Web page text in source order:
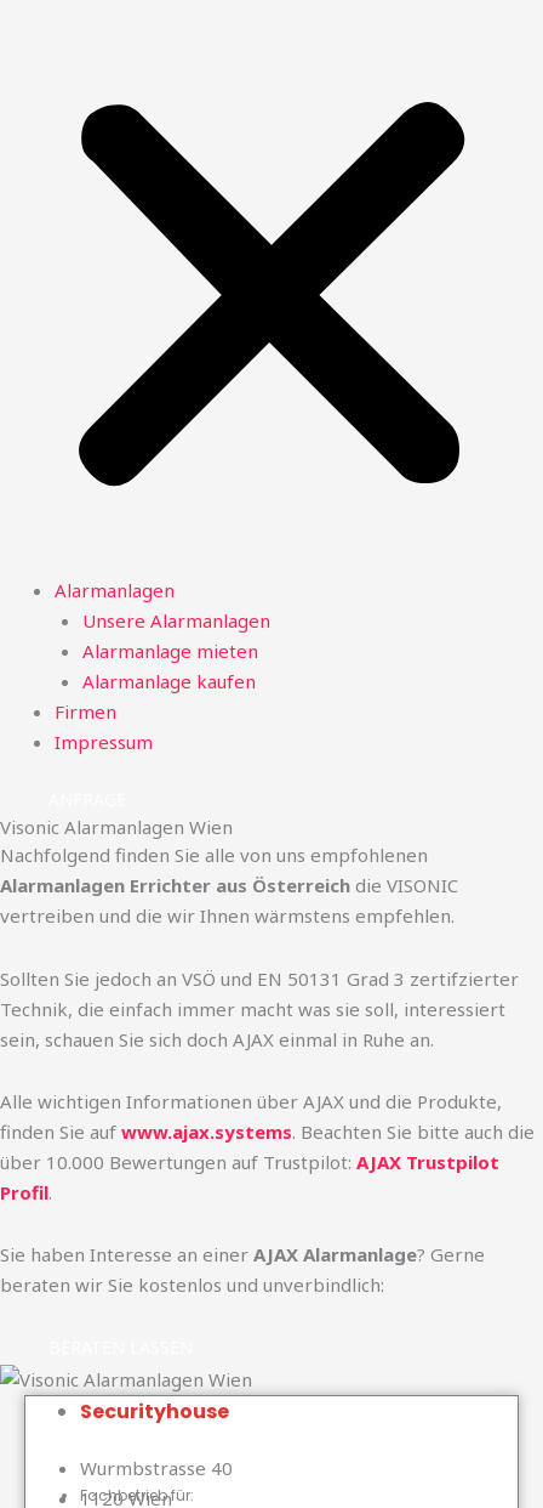
Alarmanlagen
Unsere Alarmanlagen
Alarmanlage mieten
Alarmanlage kaufen
Firmen
Impressum
Visonic Alarmanlagen Wien
Nachfolgend finden Sie alle von uns empfohlenen
Alarmanlagen Errichter aus Österreich die VISONIC
vertreiben und die wir Ihnen wärmstens empfehlen.
Sollten Sie jedoch an VSÖ und EN 50131 Grad 3 zertifzierter
Technik, die einfach immer macht was sie soll, interessiert
sein, schauen Sie sich doch AJAX einmal in Ruhe an.
Alle wichtigen Informationen über AJAX und die Produkte,
finden Sie auf www.ajax.systems. Beachten Sie bitte auch die
über 10.000 Bewertungen auf Trustpilot: AJAX Trustpilot
Profil.
Sie haben Interesse an einer AJAX Alarmanlage? Gerne
beraten wir Sie kostenlos und unverbindlich:
Securityhouse
Wurmbstrasse 40
1120 Wien
Fachbetrieb für: